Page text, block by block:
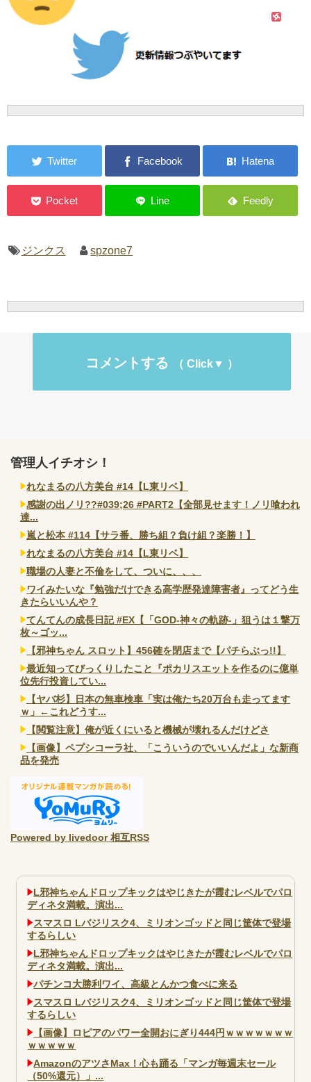
ジンクス spzone7
コメントする
管理人イチオシ！
れなまるの八方美台 #14【L東リベ】
感謝の出ノリ??#039;26 #PART2【全部見せます！ノリ喰われ
達...
嵐と松本 #114【サラ番、勝ち組？負け組？楽勝！】
れなまるの八方美台 #14【L東リベ】
職場の人妻と不倫をして、ついに、、、
ワイみたいな『勉強だけできる高学歴発達障害者』ってどう生
きたらいいんや？
てんてんの成長日記 #EX【「GOD-神々の軌跡-」狙うは１撃万
枚～ゴッ...
【邪神ちゃん スロット】456確を閉店まで【パチらぶっ!!】
最近知ってびっくりしたこと『ポカリスエットを作るのに億単
位先行投資してい...
【ヤバ杉】日本の無車検車「実は俺たち20万台も走ってます
ｗ」←これどうす...
【閲覧注意】俺が近くにいると機械が壊れるんだけどさ
【画像】ペプシコーラ社、「こういうのでいいんだよ」な新商
品を発売
Powered by livedoor 相互RSS
L邪神ちゃんドロップキックはやじきたが霞むレベルでパロ
ディネタ満載。演出...
スマスロ Lバジリスク4、ミリオンゴッドと同じ筐体で登場
するらしい
L邪神ちゃんドロップキックはやじきたが霞むレベルでパロ
ディネタ満載。演出...
パチンコ大勝利ワイ、高級とんかつ食べに来る
スマスロ Lバジリスク4、ミリオンゴッドと同じ筐体で登場
するらしい
【画像】ロピアのパワー全開おにぎり444円ｗｗｗｗｗｗｗ
ｗｗｗｗｗ
AmazonのアツさMax！心も踊る「マンガ毎週末セール
（50%還元）」...